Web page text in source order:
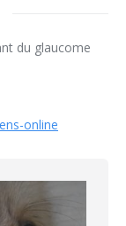
du glaucome
online